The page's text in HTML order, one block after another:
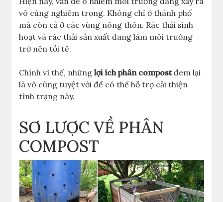
vô cùng nghiêm trọng. Không chỉ ở thành phố
mà còn cả ở các vùng nông thôn. Rác thải sinh
hoạt và rác thải sản xuất đang làm môi trường
trở nên tồi tệ.
Chính vì thế, nhữnglợi ích phân compostđem lại
là vô cùng tuyệt vời để có thể hỗ trợ cải thiện
tình trạng này.
SƠ LƯỢC VỀ PHÂN
COMPOST